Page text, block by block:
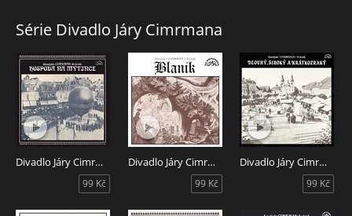
- z divadla.
Obsah:
1. Cimrman - principál kočující herecké společnosti -
seminář
2. Záskok - Mistr přijíždí (předehra)
3. Záskok - Vlasta (hra)
Záskok - další nahrávky ze slavné ságy děl Divadla Járy
Cimrmana, jehož hlavními autory jsou Zdeněk Svěrák a
Ladislav Smoljak. Na audioknize zazní nejen hlasy autorů,
ale i mnohých dalších.
Série Divadlo Járy Cimrmana
Divadlo Járy Cimrmana - Hospoda Na mýtince
99 Kč
Divadlo Járy Cimrmana - Blaník
99 Kč
Divadlo Járy Cimrmana - Dlouhý, Široký a Krátkozraký
99 Kč